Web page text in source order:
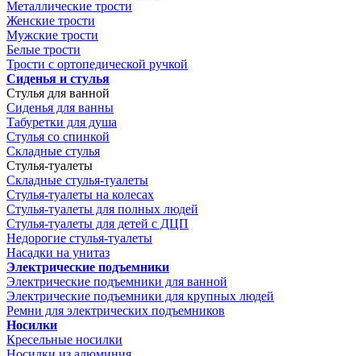
Металлические трости
Женские трости
Мужские трости
Белые трости
Трости с ортопедической ручкой
Сиденья и стулья
Стулья для ванной
Сиденья для ванны
Табуретки для душа
Стулья со спинкой
Складные стулья
Стулья-туалеты
Складные стулья-туалеты
Стулья-туалеты на колесах
Стулья-туалеты для полных людей
Стулья-туалеты для детей с ДЦП
Недорогие стулья-туалеты
Насадки на унитаз
Электрические подъемники
Электрические подъемники для ванной
Электрические подъемники для крупных людей
Ремни для электрических подъемников
Носилки
Кресельные носилки